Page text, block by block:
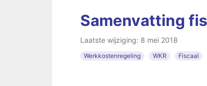
Samenvatting
Laatste wijziging: 8 mei 2018
Werkkostenregeling WKR Fiscaal